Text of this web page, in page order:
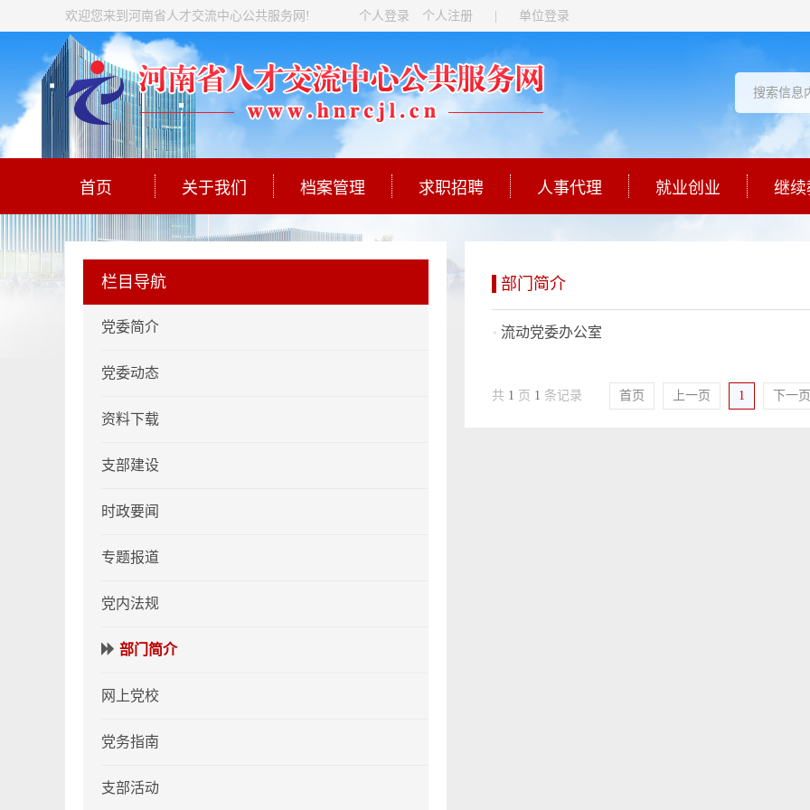
欢迎您来到河南省人才交流中心公共服务网! 个人登录 个人注册 单位登录
首页 关于我们 档案管理 求职招聘 人事代理 就业创业 继续
栏目导航
党委简介
党委动态
资料下载
支部建设
时政要闻
专题报道
党内法规
部门简介
网上党校
党务指南
支部活动
部门简介
流动党委办公室
共 1 页 1 条记录 首页 上一页 1 下一页